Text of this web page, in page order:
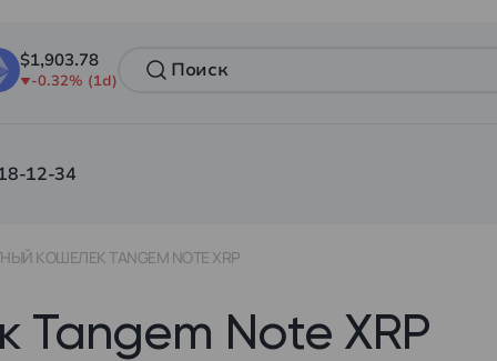
$1,903.78
-0.32% (1d)
12-34
КОШЕЛЕК TANGEM NOTE XRP
Note XRP